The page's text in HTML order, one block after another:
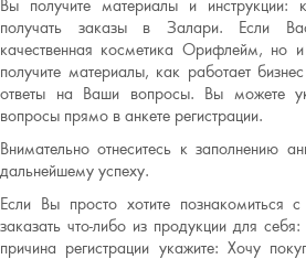
Вы получите материалы и
получать заказы в Залари. Если
качественная косметика Орифлейм, но
получите материалы, как работает
ответы на Ваши вопросы. Вы можете
вопросы прямо в анкете регистрации.
Внимательно отнеситесь к заполнению
дальнейшему успеху.
Если Вы просто хотите познакомиться
заказать что-либо из продукции для
причина регистрации укажите: Хочу